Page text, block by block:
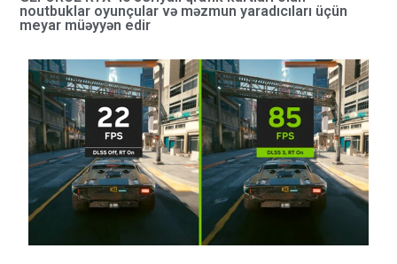
noutbuklar oyunçular və məzmun yaradıcıları üçün
meyar müəyyən edir